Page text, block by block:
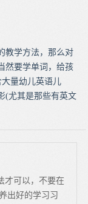
教学方法，那么对
然要学单词，给孩
量幼儿英语儿
(尤其是那些有英文
才可以，不要在
出好的学习习